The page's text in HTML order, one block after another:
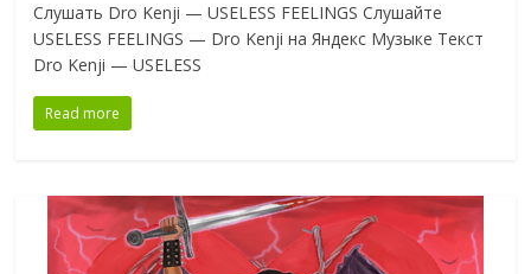
Слушать Dro Kenji — USELESS FEELINGS Слушайте
USELESS FEELINGS — Dro Kenji на Яндекс Музыке Текст
Dro Kenji — USELESS
Read more